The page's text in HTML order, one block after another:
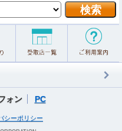
ォン PC
シーポリシー